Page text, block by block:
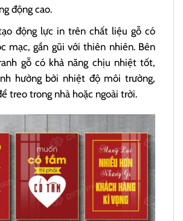
động cao.
động lực in trên chất liệu gỗ có
mạc, gần gũi với thiên nhiên. Bên
gỗ có khả năng chịu nhiệt tốt,
hưởng bởi nhiệt độ môi trường,
treo trong nhà hoặc ngoài trời.